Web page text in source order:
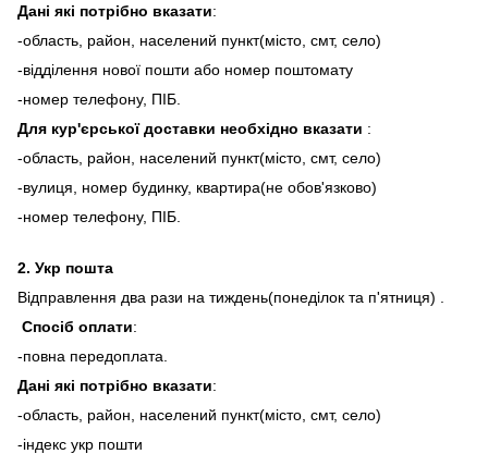
Дані які потрібно вказати:
-область, район, населений пункт(місто, смт, село)
-відділення нової пошти або номер поштомату
-номер телефону, ПІБ.
Для кур'єрської доставки необхідно вказати :
-область, район, населений пункт(місто, смт, село)
-вулиця, номер будинку, квартира(не обов'язково)
-номер телефону, ПІБ.
2. Укр пошта
Відправлення два рази на тиждень(понеділок та п'ятниця) .
Спосіб оплати:
-повна передоплата.
Дані які потрібно вказати:
-область, район, населений пункт(місто, смт, село)
-індекс укр пошти